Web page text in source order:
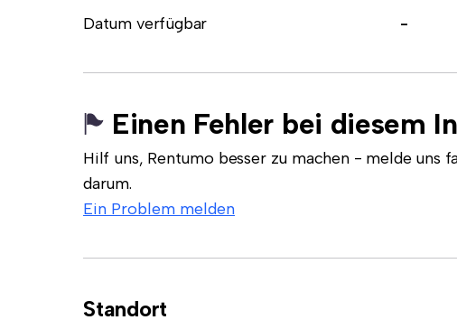
Datum verfügbar
-
Einen Fehler bei diesem
Hilf uns, Rentumo besser zu machen - melde uns
darum.
Ein Problem melden
Standort